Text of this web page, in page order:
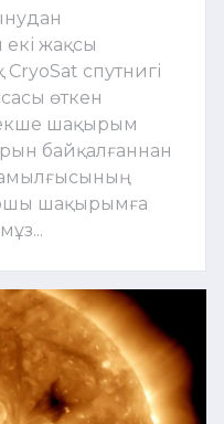
екі жақсы
спутнигі
өткен
шақырым
байқалғаннан
шақырымға